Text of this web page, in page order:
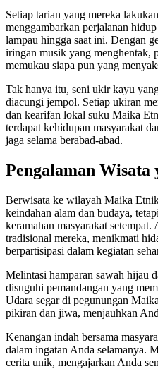
Setiap tarian yang mereka
menggambarkan perjalanan
lampau hingga saat ini. Dengan
iringan musik yang menghentak,
memukau siapa pun yang
Tak hanya itu, seni ukir kayu
diacungi jempol. Setiap ukiran
dan kearifan lokal suku Maika
terdapat kehidupan masyarakat
jaga selama berabad-abad.
Pengalaman
Berwisata ke wilayah Maika
keindahan alam dan budaya,
keramahan masyarakat
tradisional mereka, menikmati
berpartisipasi dalam kegiatan
Melintasi hamparan sawah hijau
disuguhi pemandangan yang
Udara segar di pegunungan
pikiran dan jiwa, menjauhkan
Kenangan indah bersama
dalam ingatan Anda selamanya.
cerita unik, mengajarkan Anda